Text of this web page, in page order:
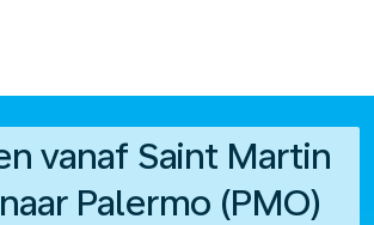
vanaf Saint Martin
Palermo (PMO)